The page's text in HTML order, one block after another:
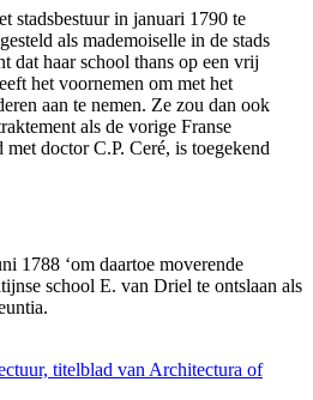
stadsbestuur in januari 1790 te
als mademoiselle in de stads
dat haar school thans op een vrij
het voornemen om met het
aan te nemen. Ze zou dan ook
als de vorige Franse
doctor C.P. Ceré, is toegekend
1788 ‘om daartoe moverende
school E. van Driel te ontslaan als